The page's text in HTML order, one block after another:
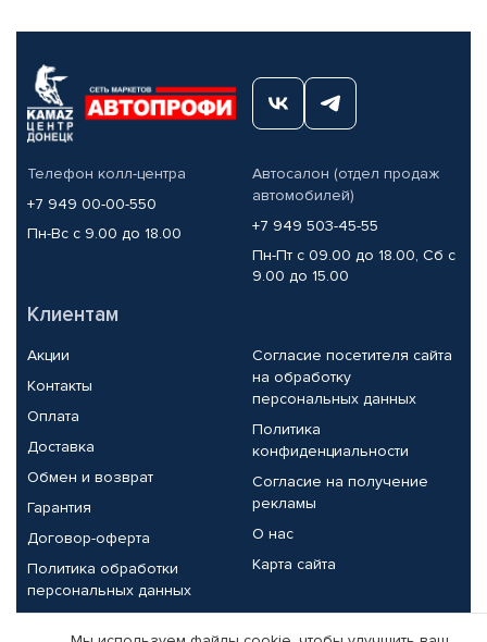
Телефон колл-центра
+7 949 00-00-550
Пн-Вс с 9.00 до 18.00
Автосалон (отдел продаж
автомобилей)
+7 949 503-45-55
Пн-Пт с 09.00 до 18.00, Сб с
9.00 до 15.00
Клиентам
Акции
Контакты
Оплата
Доставка
Обмен и возврат
Гарантия
Договор-оферта
Политика обработки
персональных данных
Согласие посетителя сайта
на обработку
персональных данных
Политика
конфиденциальности
Согласие на получение
рекламы
О нас
Карта сайта